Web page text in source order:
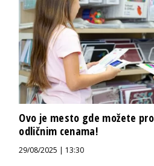
Ovo je mesto gde možete
odličnim cenama!
29/08/2025 | 13:30